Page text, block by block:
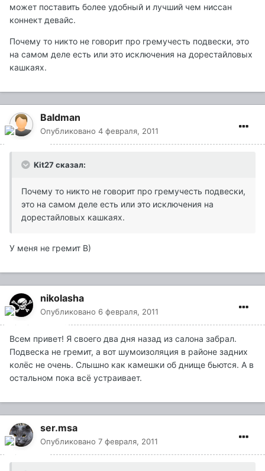
может поставить более удобный и лучший чем ниссан
коннект девайс.
Почему то никто не говорит про гремучесть подвески, это
на самом деле есть или это исключения на дорестайловых
кашкаях.
Baldman
Опубликовано 4 февраля, 2011
Kit27 сказал:
Почему то никто не говорит про гремучесть подвески,
это на самом деле есть или это исключения на
дорестайловых кашкаях.
У меня не гремит B)
nikolasha
Опубликовано 6 февраля, 2011
Всем привет! Я своего два дня назад из салона забрал.
Подвеска не гремит, а вот шумоизоляция в районе задних
колёс не очень. Слышно как камешки об днище бьются. А в
остальном пока всё устраивает.
ser.msa
Опубликовано 7 февраля, 2011